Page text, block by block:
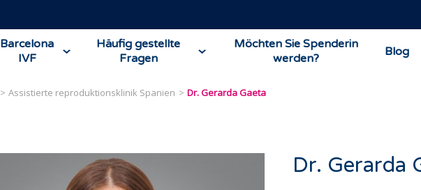
Barcelona
IVF
Häufig gestellte
Fragen
Möchten Sie Spenderin
werden?
Blog
Assistierte reproduktionsklinik Spanien Dr. Gerarda Gaeta
Dr. Gerarda